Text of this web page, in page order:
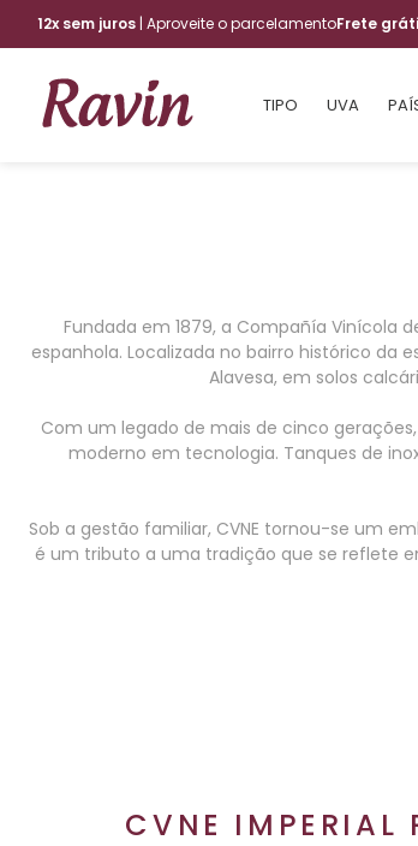
12x sem juros | Aproveite o parcelamentoFrete
TIPO UVA
Fundada em 1879, a Compañía Vinícola
espanhola. Localizada no bairro histórico da
Alavesa, em solos
Com um legado de mais de cinco
moderno em tecnologia. Tanques de
Sob a gestão familiar, CVNE tornou-se um
é um tributo a uma tradição que se reflete
CVNE IMPERIAL